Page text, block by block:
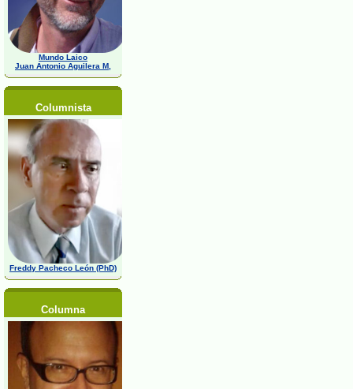
Mundo Laico
Juan Antonio Aguilera M,
Columnista
Freddy Pacheco León (PhD)
Columna